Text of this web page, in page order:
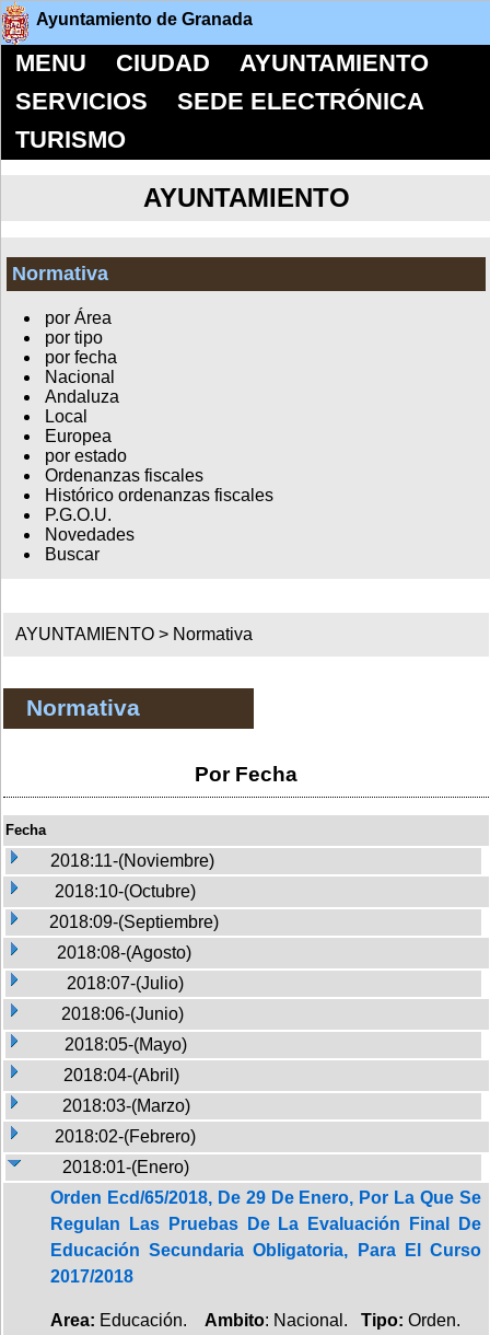
Ayuntamiento de Granada
MENU CIUDAD
AYUNTAMIENTO
SERVICIOS
SEDE ELECTRÓNICA
TURISMO
AYUNTAMIENTO
Normativa
por Área
por tipo
por fecha
Nacional
Andaluza
Local
Europea
por estado
Ordenanzas fiscales
Histórico ordenanzas fiscales
P.G.O.U.
Novedades
Buscar
AYUNTAMIENTO > Normativa
Normativa
Por Fecha
Fecha
2018:11-(Noviembre)
2018:10-(Octubre)
2018:09-(Septiembre)
2018:08-(Agosto)
2018:07-(Julio)
2018:06-(Junio)
2018:05-(Mayo)
2018:04-(Abril)
2018:03-(Marzo)
2018:02-(Febrero)
2018:01-(Enero)
Orden Ecd/65/2018, De 29 De Enero, Por La Que Se
Regulan Las Pruebas De La Evaluación Final De
Educación Secundaria Obligatoria, Para El Curso
2017/2018
Area: Educación. Ambito: Nacional. Tipo: Orden.